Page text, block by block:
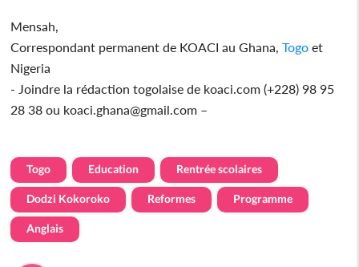
Mensah,
Correspondant permanent de KOACI au Ghana,Togo et
Nigeria
- Joindre la rédaction togolaise de koaci.com (+228) 98 95
28 38 ou koaci.ghana@gmail.com –
Togo Education Rentrée scolaires
Dodzi Kokoroko Reformes Programme
Anglais